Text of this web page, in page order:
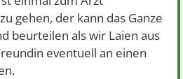
gehen, der kann das Ganze
beurteilen als wir Laien aus
eventuell an einen